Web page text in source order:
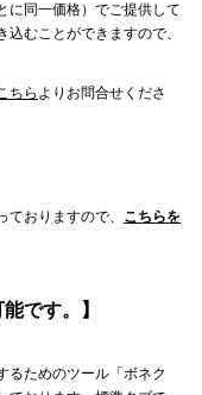
に同一価格）でご提供して
むことができますので、
ちら よりお問合せくださ
おりますので、 こちらを
です。】
るためのツール「ボネク